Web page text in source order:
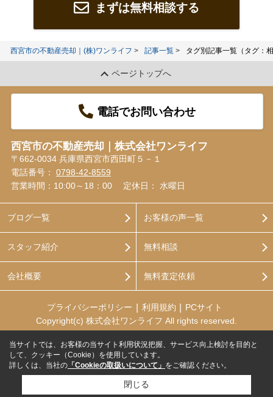
まずは無料相談する
西宮市の不動産売却｜(株)ワンライフ 記事一覧 タグ別記事一覧（タグ：
ページトップへ
電話でお問い合わせ
西宮市の不動産売却｜株式会社ワンライフ
〒662-0034 兵庫県西宮市西田町５－１
電話番号： 0798-42-8559
営業時間：10:00～18：00
定休日： 水曜日
ブログ一覧
スタッフ紹介
会社概要
お客様の声一覧
無料相談
無料査定依頼
プライバシーポリシー 利用規約
PCサイト
Copyright(c) 株式会社ワンライフ All rights reserved.
当サイトでは、お客様の当サイト利用状況把握、サービス向上検討を目的と
して、クッキー（Cookie）を使用しています。
詳しくは、当社の 「Cookieの取扱いについて」 をご確認ください。
閉じる